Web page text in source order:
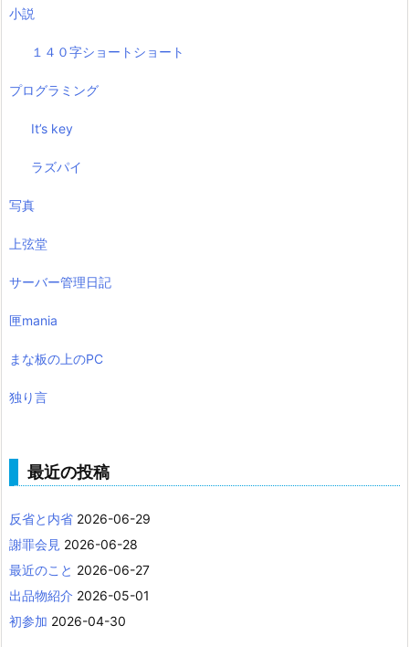
小説
１４０字ショートショート
プログラミング
It’s key
ラズパイ
写真
上弦堂
サーバー管理日記
匣mania
まな板の上のPC
独り言
最近の投稿
反省と内省 2026-06-29
謝罪会見 2026-06-28
最近のこと 2026-06-27
出品物紹介 2026-05-01
初参加 2026-04-30